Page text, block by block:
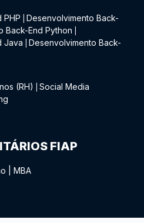
PHP
Desenvolvimento Back-
Back-End Python
Java
Desenvolvimento Back-
(RH)
Social Media
FIAP
MBA